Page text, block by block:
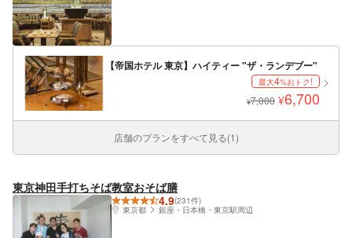
【帝国ホテル 東京】ハイティー "ザ・ランデブー"
最大4%おトク!
¥7,000 ¥6,700
店舗のプランをすべて見る(1)
東京神田手打ちそば教室おそば膳
4.9(231件)
東京都
銀座・日本橋・東京駅周辺